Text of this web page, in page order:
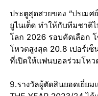
ประตูสุดสวยของ “ปรเมศ
ยูไนเต็ด ทำให้กับทีมชาติ
โลก 2026 รอบคัดเลือก
โหวตสูงสุด 20.8 เปอร์เ
ที่เปิดให้แฟนบอลร่วมโหว
9.รางวัลผู้ตัดสินยอดเยี่ยม